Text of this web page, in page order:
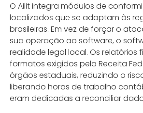
O Ailit integra módulos de
localizados que se adaptam às
brasileiras. Em vez de forçar o
sua operação ao software, o
realidade legal local. Os relatórios
formatos exigidos pela Receita
órgãos estaduais, reduzindo o
liberando horas de trabalho
eram dedicadas a reconciliar